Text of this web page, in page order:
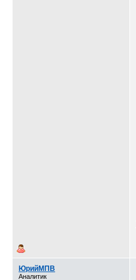
ЮрийМПВ
Аналитик